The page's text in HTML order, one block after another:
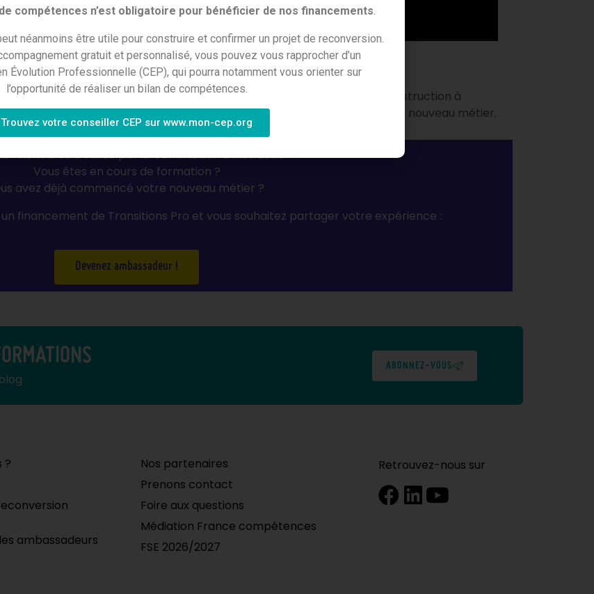
de la
Pro Auvergne
de la validation de votre dossier par la Commission d’Instruction à
venez en aide aux personnes qui souhaitent se lancer et se former à un nouveau métier.
vient d’être validé par la Commission d’Instruction ?
Vous êtes en cours de formation ?
avez déjà commencé votre nouveau métier ?
financement de Transitions Pro et vous souhaitez partager votre expérience :
Devenez ambassadeur !
ABONNEZ-VOUS
?
ambassadeurs
Nos partenaires
Prenons contact
Foire aux questions
Médiation France compétences
FSE 2026/2027
Retrouvez-nous sur
compétences n’est obligatoire pour bénéficier de nos financements.
néanmoins être utile pour construire et confirmer un projet de reconversion.
gratuit et personnalisé, vous pouvez vous rapprocher d’un
Évolution Professionnelle (CEP), qui pourra notamment vous orienter sur
l’opportunité de réaliser un bilan de compétences.
Trouvez votre conseiller CEP sur www.mon-cep.org